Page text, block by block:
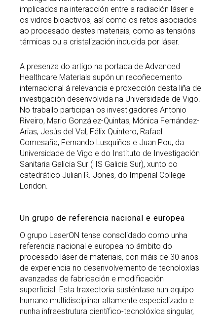
implicados na interacción entre a radiación láser e
os vidros bioactivos, así como os retos asociados
ao procesado destes materiais, como as tensións
térmicas ou a cristalización inducida por láser.
A presenza do artigo na portada de Advanced
Healthcare Materials supón un recoñecemento
internacional á relevancia e proxección desta liña de
investigación desenvolvida na Universidade de Vigo.
No traballo participan os investigadores Antonio
Riveiro, Mario González-Quintas, Mónica Fernández-
Arias, Jesús del Val, Félix Quintero, Rafael
Comesaña, Fernando Lusquiños e Juan Pou, da
Universidade de Vigo e do Instituto de Investigación
Sanitaria Galicia Sur (IIS Galicia Sur), xunto co
catedrático Julian R. Jones, do Imperial College
London.
Un grupo de referencia nacional e europea
O grupo LaserON tense consolidado como unha
referencia nacional e europea no ámbito do
procesado láser de materiais, con máis de 30 anos
de experiencia no desenvolvemento de tecnoloxías
avanzadas de fabricación e modificación
superficial. Esta traxectoria susténtase nun equipo
humano multidisciplinar altamente especializado e
nunha infraestrutura científico-tecnolóxica singular,